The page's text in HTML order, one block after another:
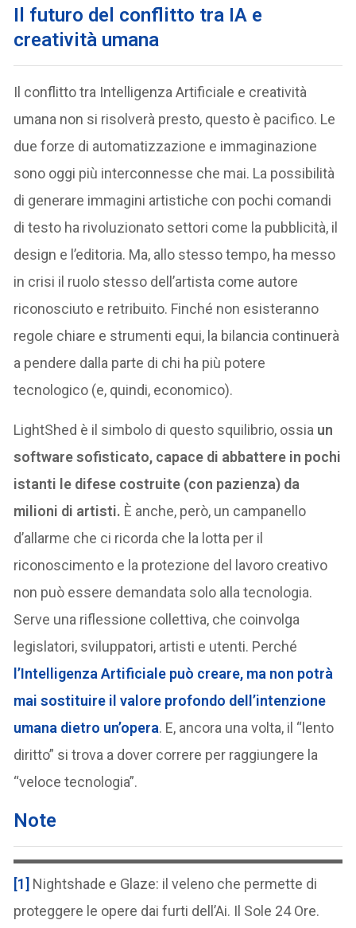
Il futuro del conflitto tra IA e
creatività umana
Il conflitto tra Intelligenza Artificiale e creatività
umana non si risolverà presto, questo è pacifico. Le
due forze di automatizzazione e immaginazione
sono oggi più interconnesse che mai. La possibilità
di generare immagini artistiche con pochi comandi
di testo ha rivoluzionato settori come la pubblicità, il
design e l’editoria. Ma, allo stesso tempo, ha messo
in crisi il ruolo stesso dell’artista come autore
riconosciuto e retribuito. Finché non esisteranno
regole chiare e strumenti equi, la bilancia continuerà
a pendere dalla parte di chi ha più potere
tecnologico (e, quindi, economico).
LightShed è il simbolo di questo squilibrio, ossia un
software sofisticato, capace di abbattere in pochi
istanti le difese costruite (con pazienza) da
milioni di artisti. È anche, però, un campanello
d’allarme che ci ricorda che la lotta per il
riconoscimento e la protezione del lavoro creativo
non può essere demandata solo alla tecnologia.
Serve una riflessione collettiva, che coinvolga
legislatori, sviluppatori, artisti e utenti. Perché
l’Intelligenza Artificiale può creare, ma non potrà
mai sostituire il valore profondo dell’intenzione
umana dietro un’opera. E, ancora una volta, il “lento
diritto” si trova a dover correre per raggiungere la
“veloce tecnologia”.
Note
[1] Nightshade e Glaze: il veleno che permette di
proteggere le opere dai furti dell’Ai. Il Sole 24 Ore.